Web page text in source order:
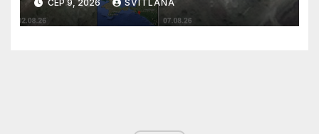
СЕР 9, 2026 SVITLANA